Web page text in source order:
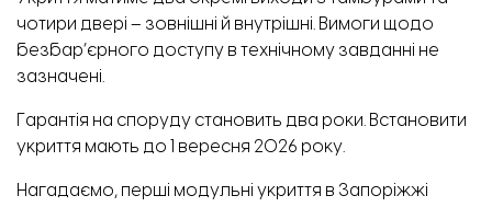
чотири двері – зовнішні й внутрішні. Вимоги щодо
безбар’єрного доступу в технічному завданні не
зазначені.
Гарантія на споруду становить два роки. Встановити
укриття мають до 1 вересня 2026 року.
Нагадаємо, перші модульні укриття в Запоріжжі